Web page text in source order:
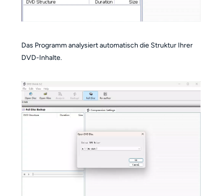
Das Programm analysiert automatisch die Struktur Ihrer
DVD-Inhalte.